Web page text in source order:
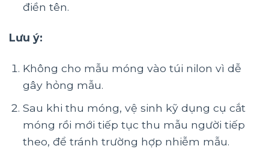
điền tên.
Lưu ý:
Không cho mẫu móng vào túi nilon vì dễ
gây hỏng mẫu.
Sau khi thu móng, vệ sinh kỹ dụng cụ cắt
móng rồi mới tiếp tục thu mẫu người tiếp
theo, để tránh trường hợp nhiễm mẫu.